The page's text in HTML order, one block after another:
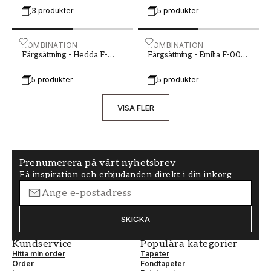
3 produkter 5 produkter
KOMBINATION
Färgsättning - Hedda F-
5 produkter
Färgsättning - Hedda F-001-00093-02
KOMBINATION
Färgsättning - Emilia F-001-
5 produkter
Färgsättning - Emilia F-
VISA FLER
Prenumerera på vårt nyhetsbrev
Få inspiration och erbjudanden direkt i din inkorg
SKICKA
Kundservice
Hitta min order
Order
Populära kategorier
Tapeter
Fondtapeter